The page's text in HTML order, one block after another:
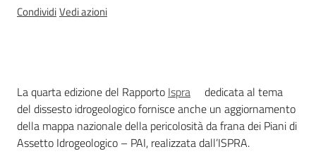
Temi
Menu selezionato
CondividiVedi azioni
Cos'è
La quarta edizione del Rapporto Ispra
dedicata al tema
del dissesto idrogeologico fornisce anche un aggiornamento
della mappa nazionale della pericolosità da frana dei Piani di
Assetto Idrogeologico – PAI, realizzata dall’ISPRA.